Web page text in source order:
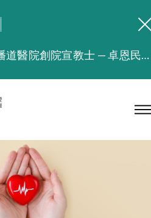
緬懷播道醫院創院宣教士 — 卓恩民醫生香港追思會
本院在暴雨或颱風警告信號 (包括黑色暴雨及8號或以上熱帶氣旋警告信號) 下，仍會維持有限度服務。如有查詢，可致電2711 5222。
播道醫院手機App已推出查閱病歷記錄及求診資料功能，請即下載